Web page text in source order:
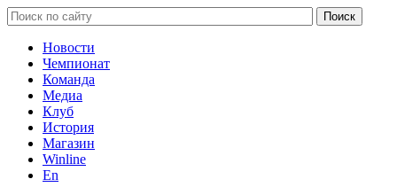
Новости
Чемпионат
Команда
Медиа
Клуб
История
Магазин
Winline
En